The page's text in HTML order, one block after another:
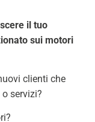
il tuo
sui motori
clienti che
servizi?